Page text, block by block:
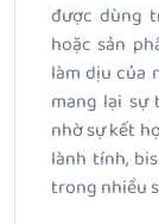
được dùng
hoặc sản
làm dịu của
mang lại sự
nhờ sự kết
lành tính,
trong nhiều